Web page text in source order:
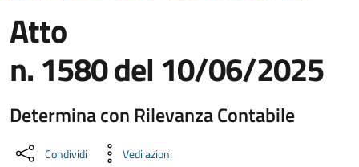
Atto
n. 1580 del 10/06/2025
Determina con Rilevanza Contabile
Dettaglio del documento
Condividi Vedi azioni